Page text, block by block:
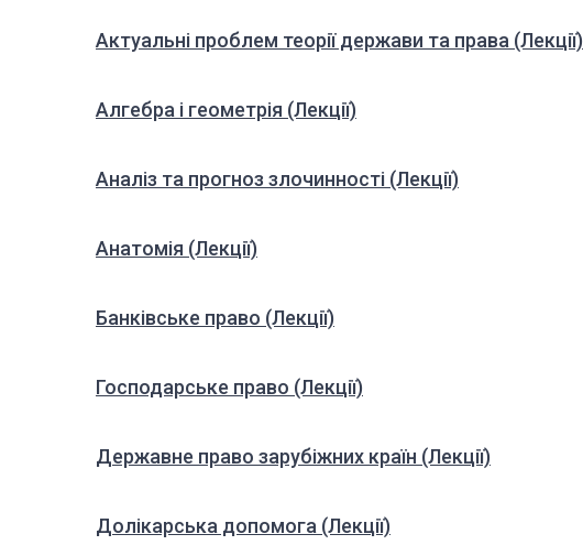
Актуальні проблем теорії держави та права (Лекції)
Алгебра і геометрія (Лекції)
Аналіз та прогноз злочинності (Лекції)
Анатомія (Лекції)
Банківське право (Лекції)
Господарське право (Лекції)
Державне право зарубіжних країн (Лекції)
Долікарська допомога (Лекції)